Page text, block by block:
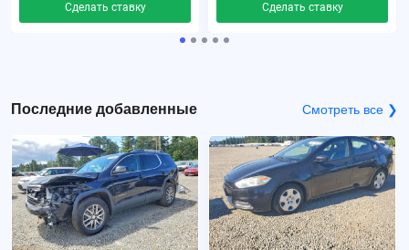
Сделать ставку
Сделать ставку
Последние добавленные Смотреть все ❯